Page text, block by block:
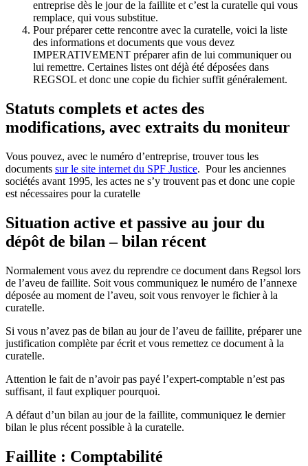
entreprise dès le jour de la faillite et c’est la curatelle qui vous
remplace, qui vous substitue.
Pour préparer cette rencontre avec la curatelle, voici la liste
des informations et documents que vous devez
IMPERATIVEMENT préparer afin de lui communiquer ou
lui remettre. Certaines listes ont déjà été déposées dans
REGSOL et donc une copie du fichier suffit généralement.
Statuts complets et actes des
modifications, avec extraits du moniteur
Vous pouvez, avec le numéro d’entreprise, trouver tous les
documents sur le site internet du SPF Justice. Pour les anciennes
sociétés avant 1995, les actes ne s’y trouvent pas et donc une copie
est nécessaires pour la curatelle
Situation active et passive au jour du
dépôt de bilan – bilan récent
Normalement vous avez du reprendre ce document dans Regsol lors
de l’aveu de faillite. Soit vous communiquez le numéro de l’annexe
déposée au moment de l’aveu, soit vous renvoyer le fichier à la
curatelle.
Si vous n’avez pas de bilan au jour de l’aveu de faillite, préparer une
justification complète par écrit et vous remettez ce document à la
curatelle.
Attention le fait de n’avoir pas payé l’expert-comptable n’est pas
suffisant, il faut expliquer pourquoi.
A défaut d’un bilan au jour de la faillite, communiquez le dernier
bilan le plus récent possible à la curatelle.
Faillite : Comptabilité